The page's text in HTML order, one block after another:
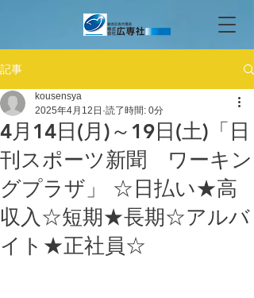
記事
4月14日(月)～19日(土)「日
刊スポーツ新聞 ワーキン
グプラザ」 ☆日払い★高
収入☆短期★長期☆アルバ
イト★正社員☆
kousensya
2025年4月12日 読了時間: 0分